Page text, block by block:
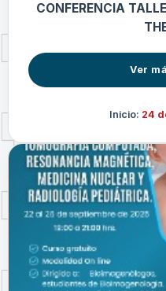
CONFERENCIA
Ver
Inicio: 24